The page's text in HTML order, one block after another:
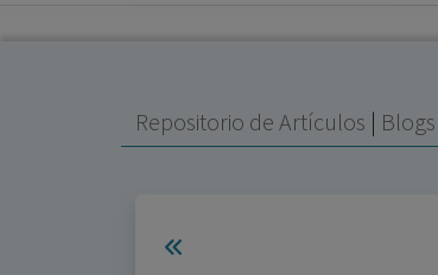
Repositorio de Artículos | Blogs